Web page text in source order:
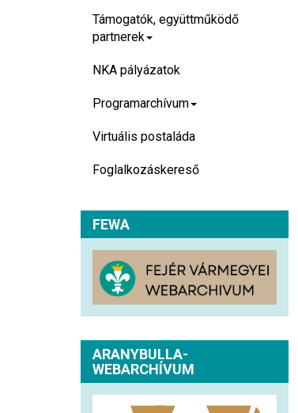
Támogatók, együttműködő
partnerek
NKA pályázatok
Programarchívum
Virtuális postaláda
Foglalkozáskereső
FEWA
ARANYBULLA-
WEBARCHÍVUM